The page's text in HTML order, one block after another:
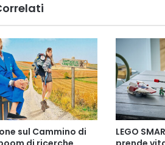
sul Cammino di
LEGO